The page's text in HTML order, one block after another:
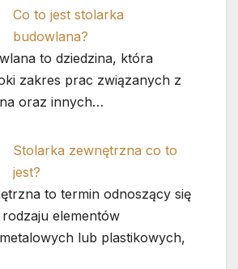
Co to jest stolarka
budowlana?
to dziedzina, która
zakres prac związanych z
oraz innych…
Stolarka zewnętrzna co to
jest?
to termin odnoszący się
elementów
lub plastikowych,